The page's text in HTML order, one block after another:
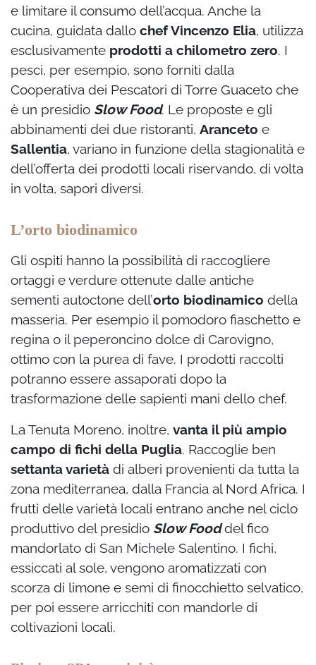
e limitare il consumo dell’acqua. Anche la
cucina, guidata dallo chef Vincenzo Elia, utilizza
esclusivamente prodotti a chilometro zero. I
pesci, per esempio, sono forniti dalla
Cooperativa dei Pescatori di Torre Guaceto che
è un presidio Slow Food. Le proposte e gli
abbinamenti dei due ristoranti, Aranceto e
Sallentia, variano in funzione della stagionalità e
dell’offerta dei prodotti locali riservando, di volta
in volta, sapori diversi.
L’orto biodinamico
Gli ospiti hanno la possibilità di raccogliere
ortaggi e verdure ottenute dalle antiche
sementi autoctone dell’orto biodinamico della
masseria. Per esempio il pomodoro fiaschetto e
regina o il peperoncino dolce di Carovigno,
ottimo con la purea di fave. I prodotti raccolti
potranno essere assaporati dopo la
trasformazione delle sapienti mani dello chef.
La Tenuta Moreno, inoltre, vanta il più ampio
campo di fichi della Puglia. Raccoglie ben
settanta varietà di alberi provenienti da tutta la
zona mediterranea, dalla Francia al Nord Africa. I
frutti delle varietà locali entrano anche nel ciclo
produttivo del presidio Slow Fooddel fico
mandorlato di San Michele Salentino. I fichi,
essiccati al sole, vengono aromatizzati con
scorza di limone e semi di finocchietto selvatico,
per poi essere arricchiti con mandorle di
coltivazioni locali.